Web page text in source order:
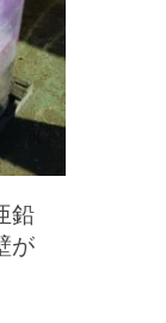
鉛
が